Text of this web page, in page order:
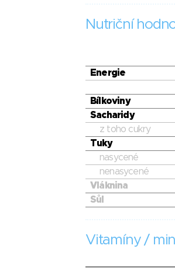
Nutriční
Energie
Bílkoviny
Sacharidy
z toho cukry
Tuky
nasycené
nenasycené
Vláknina
Sůl
Vitamíny /